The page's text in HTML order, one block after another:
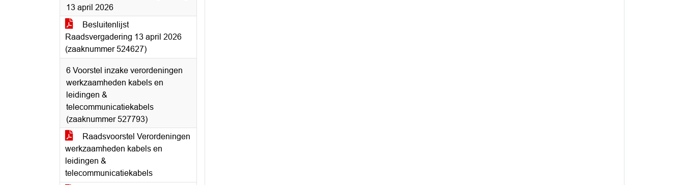
13 april 2026
Besluitenlijst
Raadsvergadering 13 april 2026
(zaaknummer 524627)
6 Voorstel inzake verordeningen
werkzaamheden kabels en
leidingen &
telecommunicatiekabels
(zaaknummer 527793)
Raadsvoorstel Verordeningen
werkzaamheden kabels en
leidingen &
telecommunicatiekabels